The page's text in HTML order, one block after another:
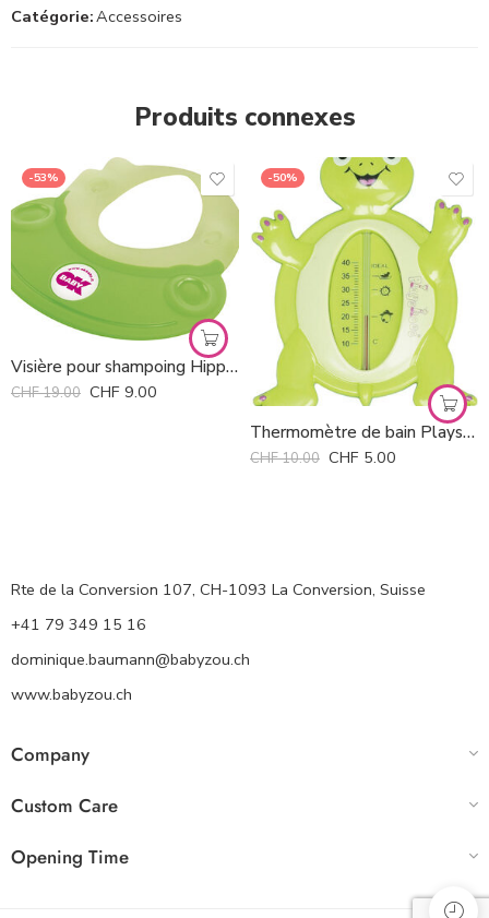
Catégorie:Accessoires
Produits connexes
-53%
Visière pour shampoing Hippo Ok Baby *
CHF19.00 CHF 9.00
-50%
Thermomètre de bain Playshoes *
CHF10.00 CHF 5.00
Rte de la Conversion 107, CH-1093 La Conversion, Suisse
+41 79 349 15 16
dominique.baumann@babyzou.ch
www.babyzou.ch
Company
Custom Care
Opening Time